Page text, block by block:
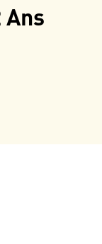
Ans